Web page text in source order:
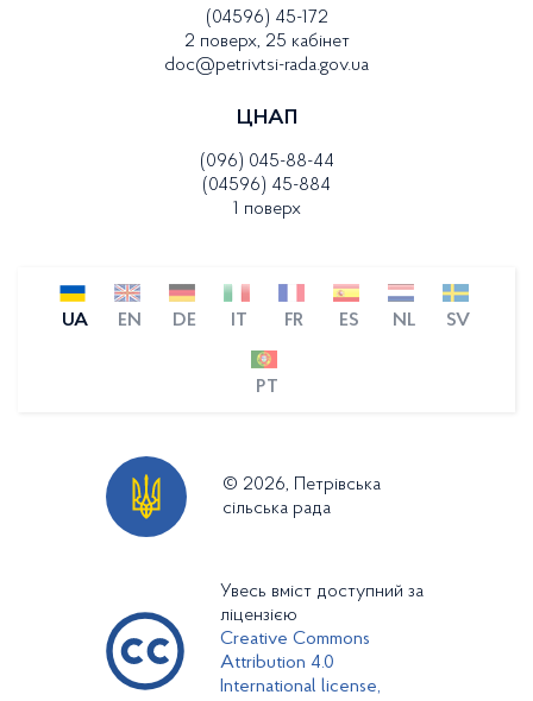
(04596) 45-172
2 поверх, 25 кабінет
doc@petrivtsi-rada.gov.ua
ЦНАП
(096) 045-88-44
(04596) 45-884
1 поверх
UA EN DE IT FR ES NL SV
PT
© 2026, Петрівська
сільська рада
Увесь вміст доступний за
ліцензією
Creative Commons
Attribution 4.0
International license,